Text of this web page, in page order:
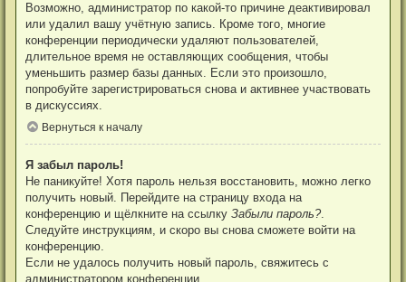
Возможно, администратор по какой-то причине деактивировал
или удалил вашу учётную запись. Кроме того, многие
конференции периодически удаляют пользователей,
длительное время не оставляющих сообщения, чтобы
уменьшить размер базы данных. Если это произошло,
попробуйте зарегистрироваться снова и активнее участвовать
в дискуссиях.
Вернуться к началу
Я забыл пароль!
Не паникуйте! Хотя пароль нельзя восстановить, можно легко
получить новый. Перейдите на страницу входа на
конференцию и щёлкните на ссылкуЗабыли пароль?.
Следуйте инструкциям, и скоро вы снова сможете войти на
конференцию.
Если не удалось получить новый пароль, свяжитесь с
администратором конференции.